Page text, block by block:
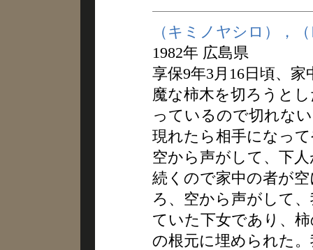
（キミノヤシロ），
1982年 広島県
享保9年3月16日頃、
魔な柿木を切ろうと
っているので切れな
現れたら相手になっ
空から声がして、下
続くので家中の者が
ろ、空から声がして
ていた下女であり、
の根元に埋められた